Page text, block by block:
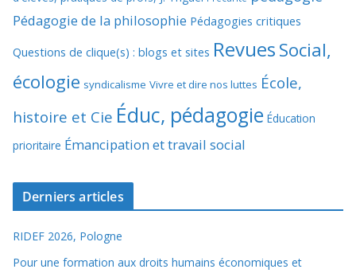
Pédagogie de la philosophie Pédagogies critiques
Questions de clique(s) : blogs et sites RevuesSocial,
écologie syndicalisme Vivre et dire nos luttes École,
histoire et Cie Éduc, pédagogie Éducation
prioritaire Émancipation et travail social
Derniers articles
RIDEF 2026, Pologne
Pour une formation aux droits humains économiques et